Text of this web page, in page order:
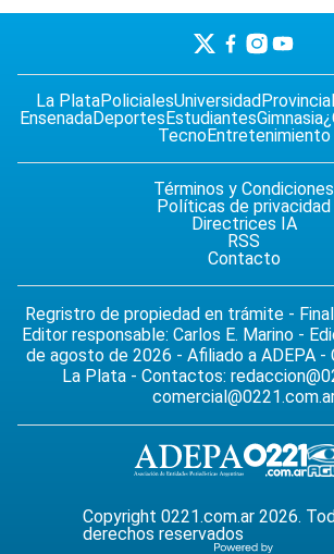
La PlataPolicialesUniversidad Provincia
EnsenadaDeportes EstudiantesGimnasia
TecnoEntretenimiento
Términos y Condiciones
Políticas de privacidad
Directrices IA
RSS
Contacto
Regristro de propiedad en trámite -
Editor responsable: Carlos E. Marino -
de agosto de 2026 - Afiliado a ADEPA -
La Plata - Contactos:
Copyright 0221.com.ar 2026.
derechos reservados